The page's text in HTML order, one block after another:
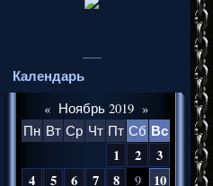
Календарь
« Ноябрь 2019 »
Пн Вт Ср Чт Пт Сб Вс
1
2
3
4
5 6 7 8 9
10